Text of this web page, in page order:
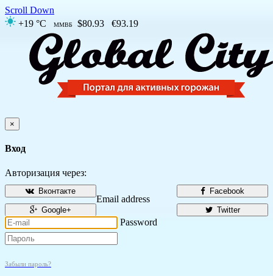
Scroll Down
+19 °C
ММВБ $80.93 €93.19
×
Вход
Авторизация через:
Facebook
Вконтакте
Twitter
Google+
Email address
Password
Забыли пароль?